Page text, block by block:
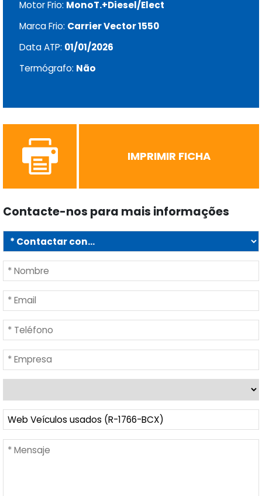
Motor Frio: MonoT.+Diesel/Elect
Marca Frio: Carrier Vector 1550
Data ATP: 01/01/2026
Termógrafo: Não
IMPRIMIR FICHA
Contacte-nos para mais informações